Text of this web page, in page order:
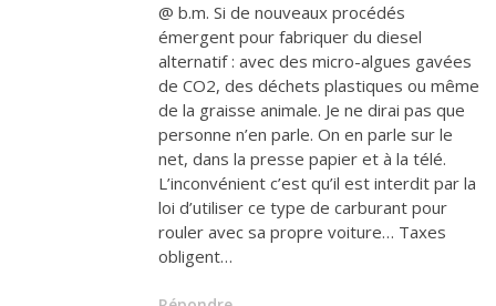
@ b.m. Si de nouveaux procédés
émergent pour fabriquer du diesel
alternatif : avec des micro-algues gavées
de CO2, des déchets plastiques ou même
de la graisse animale. Je ne dirai pas que
personne n’en parle. On en parle sur le
net, dans la presse papier et à la télé.
L’inconvénient c’est qu’il est interdit par la
loi d’utiliser ce type de carburant pour
rouler avec sa propre voiture… Taxes
obligent…